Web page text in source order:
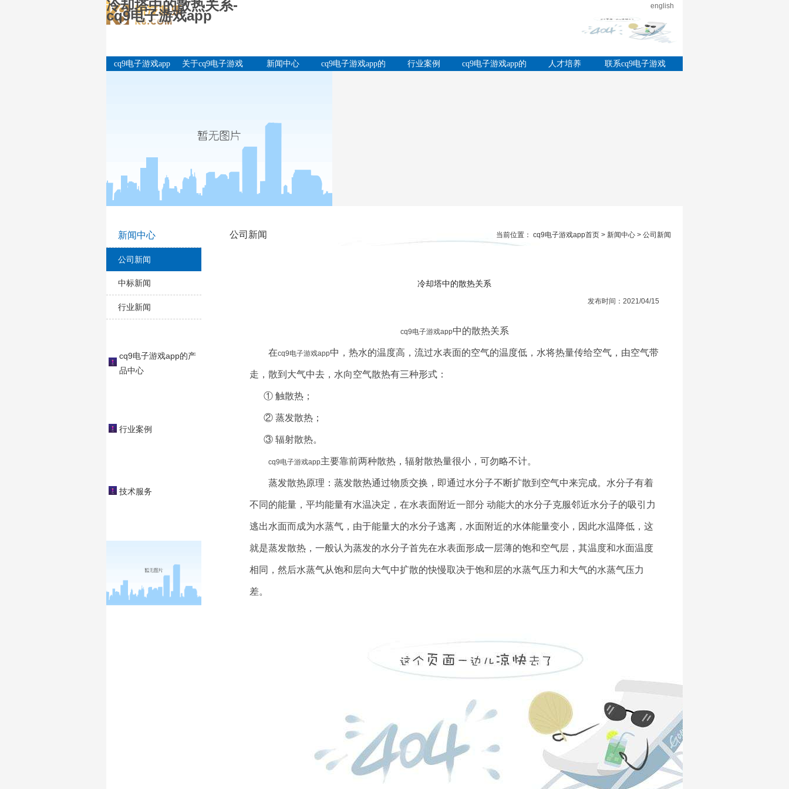
冷却塔中的散热关系-
cq9电子游戏app
english
cq9电子游戏app
关于cq9电子游戏
新闻中心
cq9电子游戏app的
行业案例
cq9电子游戏app的
人才培养
联系cq9电子游戏
新闻中心
公司新闻
中标新闻
行业新闻
cq9电子游戏app的产
品中心
行业案例
技术服务
公司新闻 当前位置： cq9电子游戏app首页 > 新闻中心 > 公司新闻
冷却塔中的散热关系
发布时间：2021/04/15
cq9电子游戏app中的散热关系
在cq9电子游戏app中，热水的温度高，流过水表面的空气的温度低，水将热量传给空气，由空气带
走，散到大气中去，水向空气散热有三种形式 ：
① 触散热 ；
② 蒸发散热 ；
③ 辐射散热。
cq9电子游戏app主要靠前两种散热，辐射散热量很小，可勿略不计。
蒸发散热原理 ： 蒸发散热通过物质交换，即通过水分子不断扩散到空气中来完成。水分子有着
不同的能量，平均能量有水温决定，在水表面附近一部分 动能大的水分子克服邻近水分子的吸引力
逃出水面而成为水蒸气，由于能量大的水分子逃离，水面附近的水体能量变小 ， 因此水温降低，这
就是蒸发散热，一般认为蒸发的水分子首先在水表面形成一层薄的饱和空气层，其温度和水面温度
相同，然后水蒸气从饱和层向大气中扩散的快慢取决于饱和层的水蒸气压力和大气的水蒸气压力
差。